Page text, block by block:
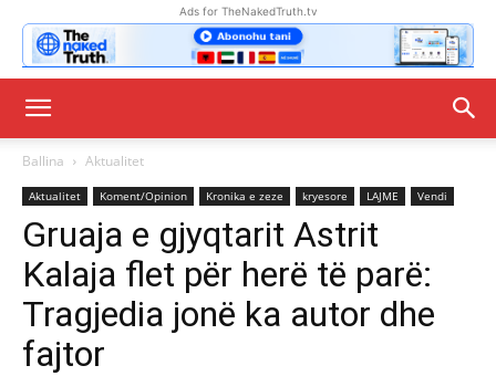
Ads for TheNakedTruth.tv
Ballina Aktualitet
Aktualitet Koment/Opinion Kronika e zeze kryesore LAJME Vendi
Gruaja e gjyqtarit Astrit
Kalaja flet për herë të parë:
Tragjedia jonë ka autor dhe
fajtor